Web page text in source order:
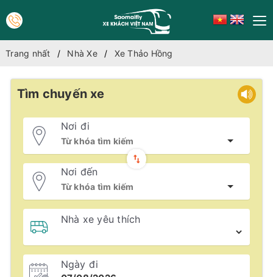
Trang nhất Nhà Xe Xe Thảo Hồng
Tìm chuyến xe
Nơi đi
Nơi đến
Nhà xe yêu thích
Ngày đi